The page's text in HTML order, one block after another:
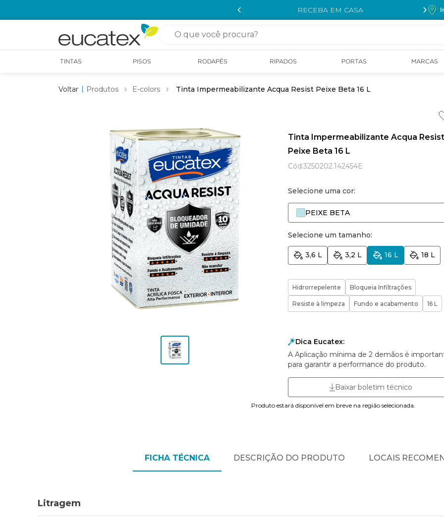
RECEBA EM CASA
O que você procura?
TINTAS PISOS RODAPÉS RIPADOS PORTAS MARCAS
Produtos E-colors Tinta Impermeabilizante Acqua Resist Peixe Beta 16 L
Tinta Impermeabilizante Acqua Resist
Peixe Beta 16 L
Cód:3250202.142454E
Selecione uma cor:
PEIXE BETA
Selecione um tamanho:
3,6 L 3,2 L 16 L 18 L
Hidrorrepelente Bloqueia Infiltrações
Resiste à limpeza Fundo e acabamento 16 L
Dica Eucatex:
A Aplicação mínima de 2 demãos é
para garantir a performance do produto.
Baixar boletim técnico
Produto estará disponível em breve na região selecionada.
FICHA TÉCNICA DESCRIÇÃO DO PRODUTO LOCAIS
Litragem